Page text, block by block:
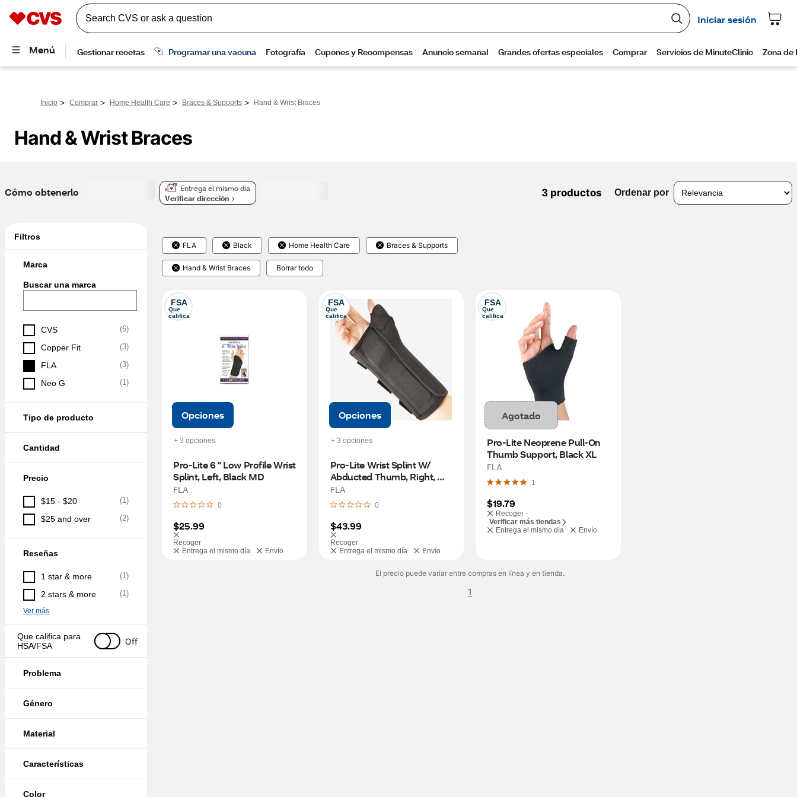
Inicio > Comprar > Home Health Care > Braces & Supports > Hand & Wrist Braces
Hand & Wrist Braces
Cómo obtenerlo
Entrega el mismo día
Verificar dirección
3 productos Ordenar por
Filtros
Marca
Buscar una marca
CVS (6)
Copper Fit (3)
FLA (3)
Neo G (1)
Tipo de producto
Cantidad
Precio
$15 - $20 (1)
$25 and over (2)
Reseñas
1 star & more (1)
2 stars & more (1)
Ver más
Que califica para
HSA/FSA
Off
Problema
Género
Material
Características
Color
FLA Black Home Health Care Braces & Supports
Hand & Wrist Braces Borrar todo
FSA
Que
califica
+ 3 opciones
Opciones
Pro-Lite 6 " Low Profile Wrist
Splint, Left, Black MD
FLA
0
$25.99
Recoger
Entrega el mismo día
Envío
FSA
Que
califica
+ 3 opciones
Opciones
Pro-Lite Wrist Splint W/
Abducted Thumb, Right,
Black LG
FLA
0
$43.99
Recoger
Entrega el mismo día
Envío
FSA
Que
califica
Agotado
Pro-Lite Neoprene Pull-On
Thumb Support, Black XL
FLA
1
$19.79
Recoger -
Verificar más tiendas
Entrega el mismo día
Envío
El precio puede variar entre compras en línea y en tienda.
1